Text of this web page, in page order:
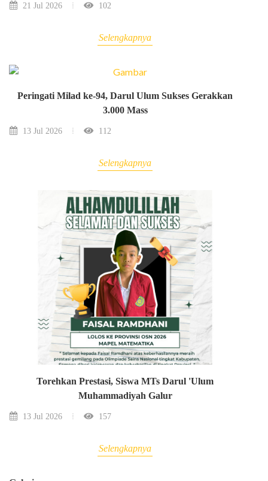
21 Jul 2026 102
Selengkapnya
Peringati Milad ke-94, Darul Ulum Sukses Gerakkan
3.000 Mass
13 Jul 2026 112
Selengkapnya
Torehkan Prestasi, Siswa MTs Darul 'Ulum
Muhammadiyah Galur
13 Jul 2026 157
Selengkapnya